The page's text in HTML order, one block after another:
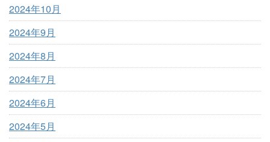
2024年10月
2024年9月
2024年8月
2024年7月
2024年6月
2024年5月